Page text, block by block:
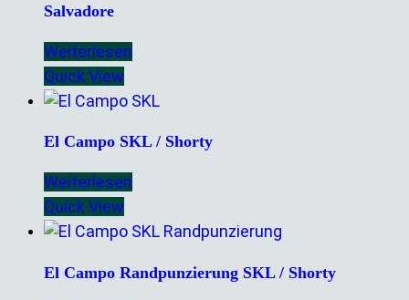
Salvadore
Weiterlesen
Quick View
El Campo SKL / Shorty
Weiterlesen
Quick View
El Campo Randpunzierung SKL / Shorty